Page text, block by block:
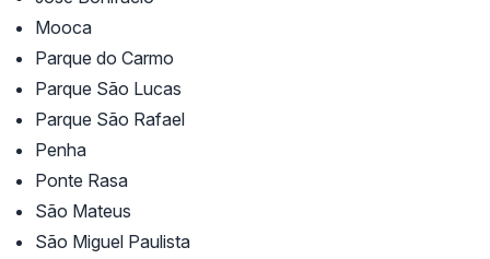
Mooca
Parque do Carmo
Parque São Lucas
Parque São Rafael
Penha
Ponte Rasa
São Mateus
São Miguel Paulista